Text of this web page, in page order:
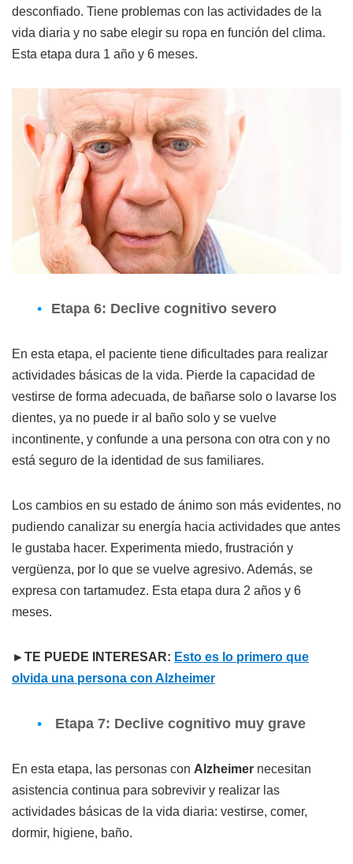
desconfiado. Tiene problemas con las actividades de la
vida diaria y no sabe elegir su ropa en función del clima.
Esta etapa dura 1 año y 6 meses.
Etapa 6: Declive cognitivo severo
En esta etapa, el paciente tiene dificultades para realizar
actividades básicas de la vida. Pierde la capacidad de
vestirse de forma adecuada, de bañarse solo o lavarse los
dientes, ya no puede ir al baño solo y se vuelve
incontinente, y confunde a una persona con otra con y no
está seguro de la identidad de sus familiares.
Los cambios en su estado de ánimo son más evidentes, no
pudiendo canalizar su energía hacia actividades que antes
le gustaba hacer. Experimenta miedo, frustración y
vergüenza, por lo que se vuelve agresivo. Además, se
expresa con tartamudez. Esta etapa dura 2 años y 6
meses.
►TE PUEDE INTERESAR: Esto es lo primero que
olvida una persona con Alzheimer
Etapa 7: Declive cognitivo muy grave
En esta etapa, las personas con Alzheimer necesitan
asistencia continua para sobrevivir y realizar las
actividades básicas de la vida diaria: vestirse, comer,
dormir, higiene, baño.